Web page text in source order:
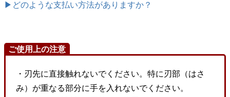
▶どのような支払い方法がありますか？
ご使用上の注意
・刃先に直接触れないでください。特に刃部（はさ
み）が重なる部分に手を入れないでください。